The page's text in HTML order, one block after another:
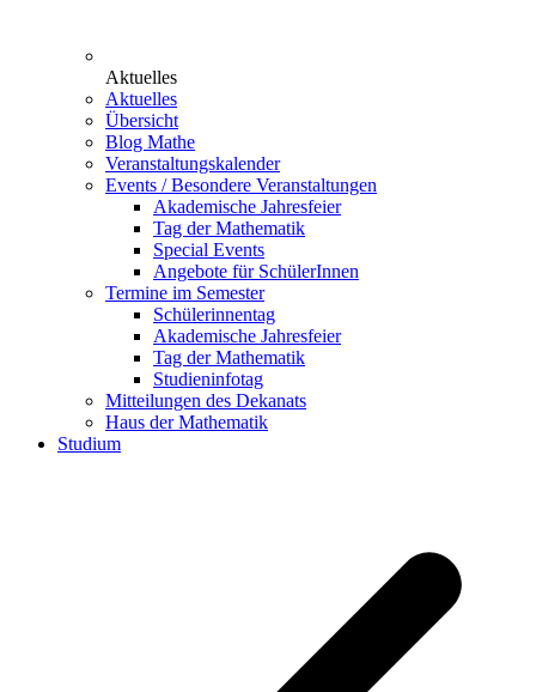
Aktuelles
Aktuelles
Übersicht
Blog Mathe
Veranstaltungskalender
Events / Besondere Veranstaltungen
Akademische Jahresfeier
Tag der Mathematik
Special Events
Angebote für SchülerInnen
Termine im Semester
Schülerinnentag
Akademische Jahresfeier
Tag der Mathematik
Studieninfotag
Mitteilungen des Dekanats
Haus der Mathematik
Studium